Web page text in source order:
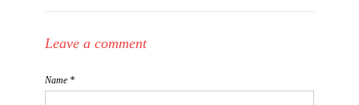
Leave a comment
Name *